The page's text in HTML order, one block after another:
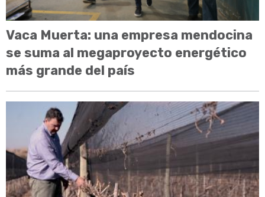
Vaca Muerta: una empresa mendocina
se suma al megaproyecto energético
más grande del país